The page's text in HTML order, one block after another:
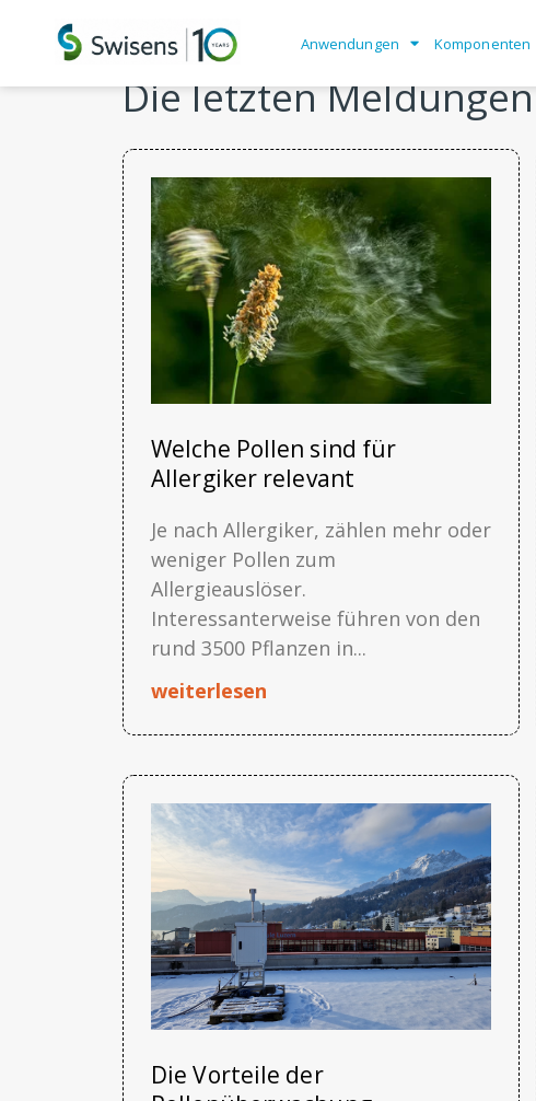
Anwendungen Komponenten
Die letzten Meldungen
Welche Pollen sind für
Allergiker relevant
Je nach Allergiker, zählen mehr oder
weniger Pollen zum
Allergieauslöser.
Interessanterweise führen von den
rund 3500 Pflanzen in...
weiterlesen
Die Vorteile der